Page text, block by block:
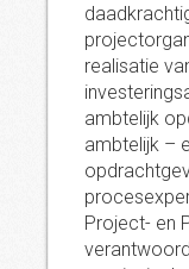
realisatie
ambtelijk
ambtelijk –
Project- en